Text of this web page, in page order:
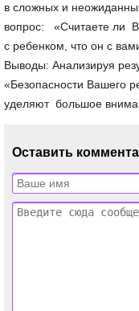
в сложных и
вопрос: «Считаете ли
с ребенком, что он с
Выводы: Анализируя
«Безопасности Вашего
уделяют большое
Оставить